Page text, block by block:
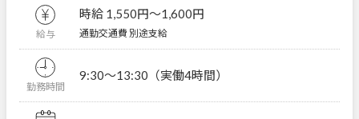
給与
時給 1,550円〜1,600円
通勤交通費 別途支給
勤務時間
9:30～13:30（実働4時間）